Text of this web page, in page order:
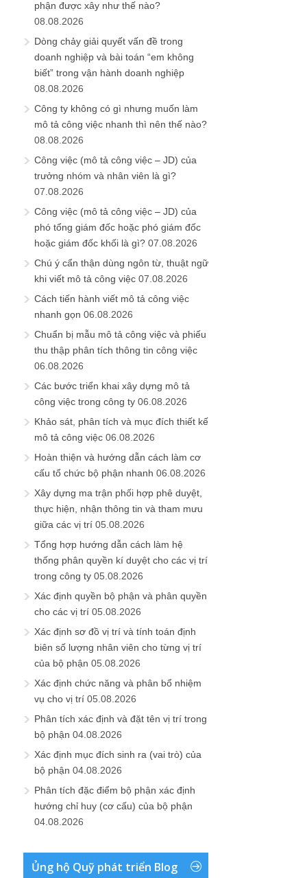
phận được xây như thế nào?
08.08.2026
Dòng chảy giải quyết vấn đề trong
doanh nghiệp và bài toán “em không
biết” trong vận hành doanh nghiệp
08.08.2026
Công ty không có gì nhưng muốn làm
mô tả công việc nhanh thì nên thế nào?
08.08.2026
Công việc (mô tả công việc – JD) của
trưởng nhóm và nhân viên là gì?
07.08.2026
Công việc (mô tả công việc – JD) của
phó tổng giám đốc hoặc phó giám đốc
hoặc giám đốc khối là gì? 07.08.2026
Chú ý cẩn thận dùng ngôn từ, thuật ngữ
khi viết mô tả công việc 07.08.2026
Cách tiến hành viết mô tả công việc
nhanh gọn 06.08.2026
Chuẩn bị mẫu mô tả công việc và phiếu
thu thập phân tích thông tin công việc
06.08.2026
Các bước triển khai xây dựng mô tả
công việc trong công ty 06.08.2026
Khảo sát, phân tích và mục đích thiết kế
mô tả công việc 06.08.2026
Hoàn thiện và hướng dẫn cách làm cơ
cấu tổ chức bộ phận nhanh 06.08.2026
Xây dựng ma trận phối hợp phê duyệt,
thực hiện, nhận thông tin và tham mưu
giữa các vị trí 05.08.2026
Tổng hợp hướng dẫn cách làm hệ
thống phân quyền kí duyệt cho các vị trí
trong công ty 05.08.2026
Xác định quyền bộ phận và phân quyền
cho các vị trí 05.08.2026
Xác định sơ đồ vị trí và tính toán định
biên số lượng nhân viên cho từng vị trí
của bộ phận 05.08.2026
Xác định chức năng và phân bổ nhiệm
vụ cho vị trí 05.08.2026
Phân tích xác định và đặt tên vị trí trong
bộ phận 04.08.2026
Xác định mục đích sinh ra (vai trò) của
bộ phận 04.08.2026
Phân tích đặc điểm bộ phận xác định
hướng chỉ huy (cơ cấu) của bộ phận
04.08.2026
Ủng hộ Quỹ phát triển Blog